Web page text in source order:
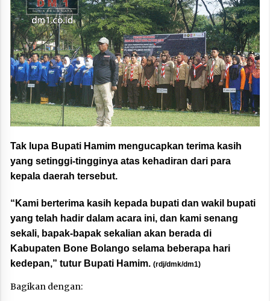
Tak lupa Bupati Hamim mengucapkan terima kasih
yang setinggi-tingginya atas kehadiran dari para
kepala daerah tersebut.
“Kami berterima kasih kepada bupati dan wakil bupati
yang telah hadir dalam acara ini, dan kami senang
sekali, bapak-bapak sekalian akan berada di
Kabupaten Bone Bolango selama beberapa hari
kedepan,” tutur Bupati Hamim. (rdj/dmk/dm1)
Bagikan dengan: